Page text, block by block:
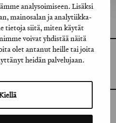
analysoimiseen. Lisäksi
mainosalan ja analytiikka-
tietoja siitä, miten käytät
voivat yhdistää näitä
olet antanut heille tai joita
heidän palvelujaan.
/ tahot:
GRAFIA RY
GRAFIA(AT)GRAFIA.FI